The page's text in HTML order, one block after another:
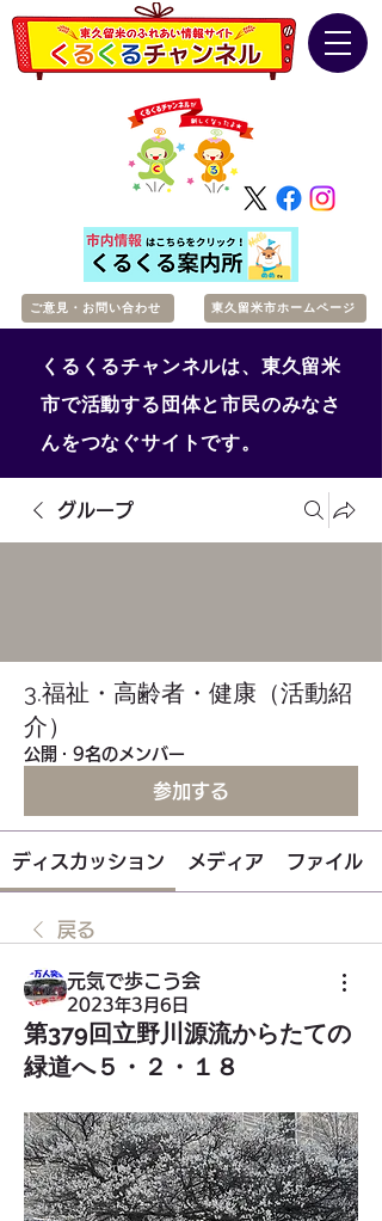
ご意見・お問い合わせ 東久留米市ホームページ
くるくるチャンネルは、東久留米
市で活動する団体と市民のみなさ
んをつなぐサイトです。
グループ
3.福祉・高齢者・健康（活動紹
介）
公開 · 9名のメンバー
参加する
ディスカッション メディア ファイル
戻る
元気で歩こう会
2023年3月6日
第379回立野川源流からたての
緑道へ５・２・１８